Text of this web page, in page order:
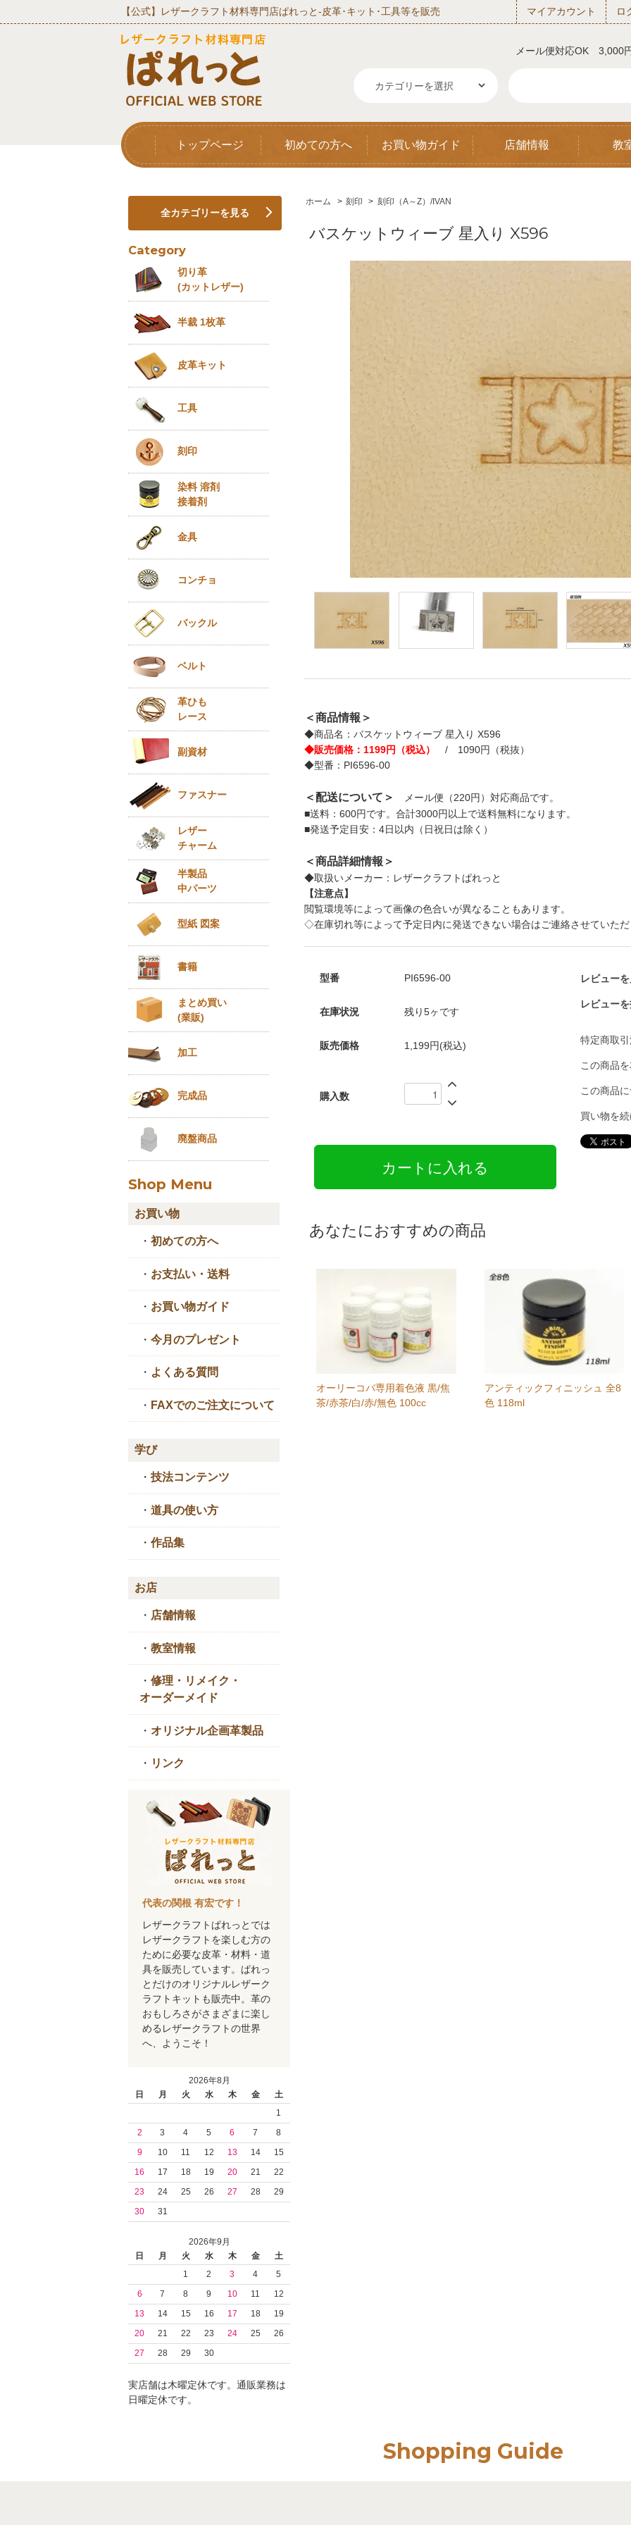
【公式】レザークラフト材料専門店ぱれっと‐皮革･キット･工具等を販売 マイアカウント ロ
メール便対応OK 3,000
トップページ 初めての方へ お買い物ガイド 店舗情報 教
ホーム > 刻印 > 刻印（A～Z）/IVAN
バスケットウィーブ 星入り X596
＜商品情報＞
◆商品名：バスケットウィーブ 星入り X596
◆販売価格：1199円（税込）
/ 1090円（税抜）
◆型番：PI6596-00
＜配送について＞
メール便（220円）対応商品です。
■送料：600円です。合計3000円以上で送料無料になります。
■発送予定目安：4日以内（日祝日は除く）
＜商品詳細情報＞
◆取扱いメーカー：レザークラフトぱれっと
【注意点】
閲覧環境等によって画像の色合いが異なることもあります。
◇在庫切れ等によって予定日内に発送できない場合はご連絡させていた
型番 PI6596-00
在庫状況 残り5ヶです
販売価格 1,199円(税込)
購入数
レビュー
レビュー
特定商取
この商品
この商品
買い物を
あなたにおすすめの商品
オーリーコバ専用着色液 黒/焦
茶/赤茶/白/赤/無色 100cc
アンティックフィニッシュ 全8
色 118ml
全カテゴリーを見る
Category
切り革
(カットレザー)
半裁 1枚革
皮革キット
工具
刻印
染料 溶剤
接着剤
金具
コンチョ
バックル
ベルト
革ひも
レース
副資材
ファスナー
レザー
チャーム
半製品
中パーツ
型紙 図案
書籍
まとめ買い
(業販)
加工
完成品
廃盤商品
Shop Menu
お買い物
・ 初めての方へ
・ お支払い・送料
・ お買い物ガイド
・ 今月のプレゼント
・ よくある質問
・ FAXでのご注文について
学び
・ 技法コンテンツ
・ 道具の使い方
・ 作品集
お店
・ 店舗情報
・ 教室情報
・ 修理・リメイク・
オーダーメイド
・ オリジナル企画革製品
・ リンク
代表の関根 有宏です！
レザークラフトぱれっとでは
レザークラフトを楽しむ方の
ために必要な皮革・材料・道
具を販売しています。ぱれっ
とだけのオリジナルレザーク
ラフトキットも販売中。革の
おもしろさがさまざまに楽し
めるレザークラフトの世界
へ、ようこそ！
2026年8月
日
月 火 水 木 金
土
1
2
3 4 5 6 7
8
9
10 11 12 13 14
15
16
17 18 19 20 21
22
23
24 25 26 27 28
29
30
31
2026年9月
日
月 火 水 木 金
土
1
2 3 4
5
6
7 8 9 10 11
12
13
14 15 16 17 18
19
20
21 22 23 24 25
26
27
28 29 30
実店舗は木曜定休です。通販業務は
日曜定休です。
Shopping Guide